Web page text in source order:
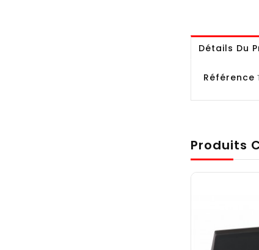
Détails Du
Référence
Produits